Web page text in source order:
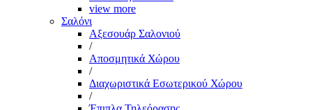
view more
Σαλόνι
Αξεσουάρ Σαλονιού
/
Αποσμητικά Χώρου
/
Διαχωριστικά Εσωτερικού Χώρου
/